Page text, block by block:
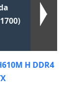
H DDR4